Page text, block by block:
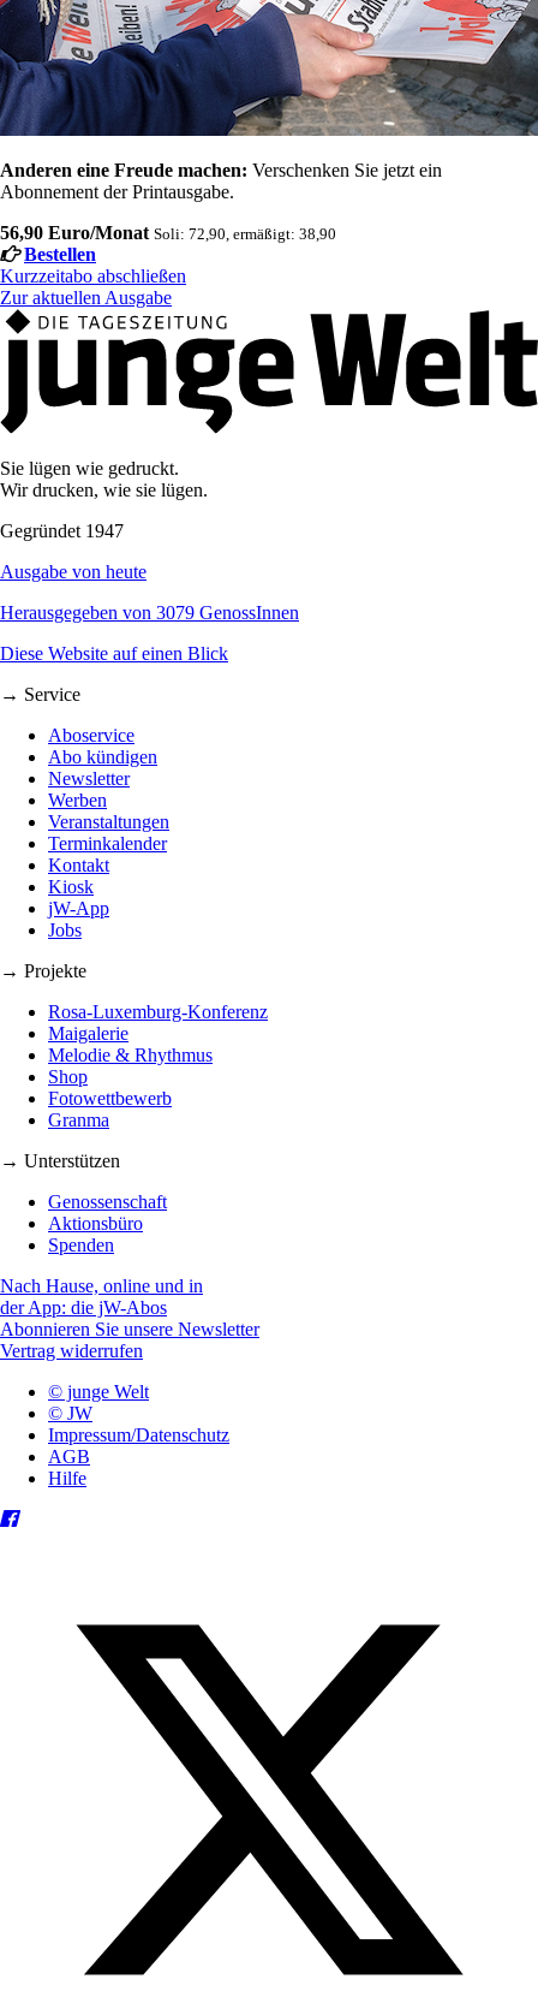
Anderen eine Freude machen: Verschenken Sie jetzt ein
Abonnement der Printausgabe.
56,90 Euro/Monat Soli: 72,90, ermäßigt: 38,90
Bestellen
Kurzzeitabo abschließen
Zur aktuellen Ausgabe
Sie lügen wie gedruckt.
Wir drucken, wie sie lügen.
Gegründet 1947
Ausgabe von heute
Herausgegeben von 3079 GenossInnen
Diese Website auf einen Blick
→ Service
Aboservice
Abo kündigen
Newsletter
Werben
Veranstaltungen
Terminkalender
Kontakt
Kiosk
jW-App
Jobs
→ Projekte
Rosa-Luxemburg-Konferenz
Maigalerie
Melodie & Rhythmus
Shop
Fotowettbewerb
Granma
→ Unterstützen
Genossenschaft
Aktionsbüro
Spenden
Nach Hause, online und in
der App: die jW-Abos
Abonnieren Sie unsere Newsletter
Vertrag widerrufen
© junge Welt
© JW
Impressum/Datenschutz
AGB
Hilfe